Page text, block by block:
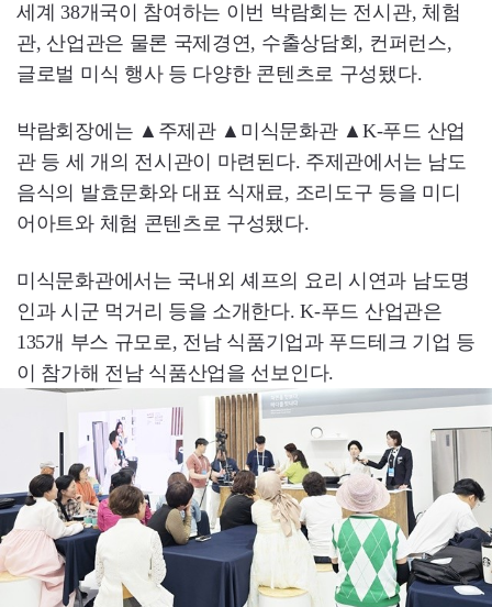
세계 38개국이 참여하는 이번 박람회는 전시관, 체험
관, 산업관은 물론 국제경연, 수출상담회, 컨퍼런스,
글로벌 미식 행사 등 다양한 콘텐츠로 구성됐다.
박람회장에는 ▲주제관 ▲미식문화관 ▲K-푸드 산업
관 등 세 개의 전시관이 마련된다. 주제관에서는 남도
음식의 발효문화와 대표 식재료, 조리도구 등을 미디
어아트와 체험 콘텐츠로 구성됐다.
미식문화관에서는 국내외 셰프의 요리 시연과 남도명
인과 시군 먹거리 등을 소개한다. K-푸드 산업관은
135개 부스 규모로, 전남 식품기업과 푸드테크 기업 등
이 참가해 전남 식품산업을 선보인다.